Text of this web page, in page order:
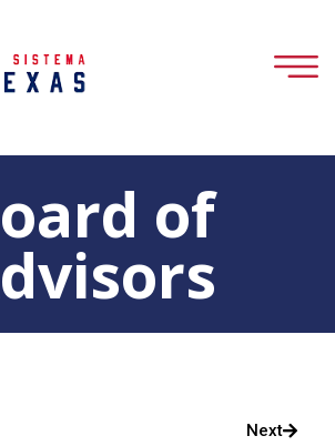
of
Next